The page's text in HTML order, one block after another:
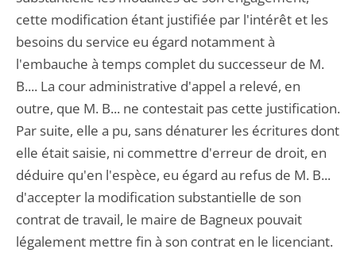
cette modification étant justifiée par l'intérêt et les
besoins du service eu égard notamment à
l'embauche à temps complet du successeur de M.
B.... La cour administrative d'appel a relevé, en
outre, que M. B... ne contestait pas cette justification.
Par suite, elle a pu, sans dénaturer les écritures dont
elle était saisie, ni commettre d'erreur de droit, en
déduire qu'en l'espèce, eu égard au refus de M. B...
d'accepter la modification substantielle de son
contrat de travail, le maire de Bagneux pouvait
légalement mettre fin à son contrat en le licenciant.